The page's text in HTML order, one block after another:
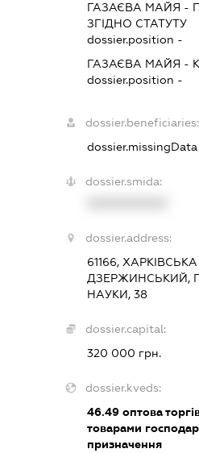
ГАЗАЄВА МАЙЯ -
ЗГІДНО СТАТУТУ
dossier.position -
ГАЗАЄВА МАЙЯ -
dossier.position -
dossier.beneficiaries:
dossier.missingData
dossier.smida:
dossier.address:
61166,
ДЗЕРЖИНСЬКИЙ,
НАУКИ, 38
dossier.capital:
320 000 грн.
dossier.kveds:
46.49оптова
товарами
призначення